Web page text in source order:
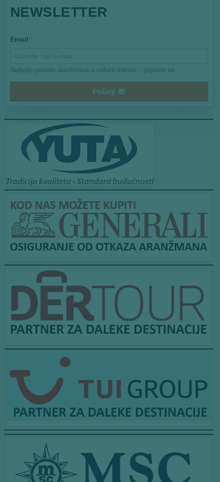
NEWSLETTER
Email *
Najbolje ponude aranžmana u vašem inboxu – prijavite se.
Pošalji